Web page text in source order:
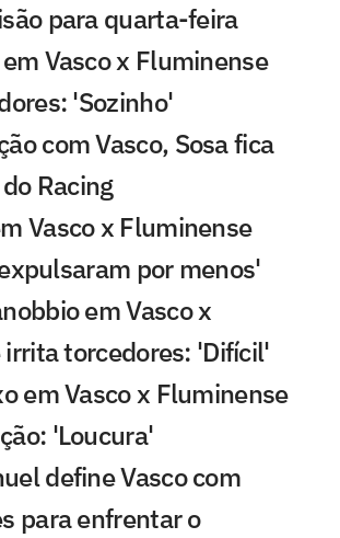
para quarta-feira
Vasco x Fluminense
'Sozinho'
com Vasco, Sosa fica
Racing
Vasco x Fluminense
por menos'
em Vasco x
torcedores: 'Difícil'
em Vasco x Fluminense
'Loucura'
define Vasco com
para enfrentar o